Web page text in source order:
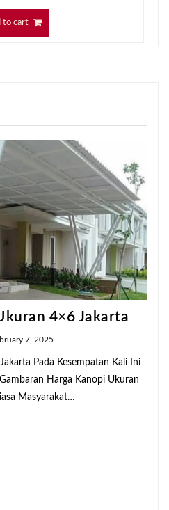
to cart
4×6 Jakarta
7, 2025
Pada Kesempatan Kali Ini
Harga Kanopi Ukuran
Masyarakat…